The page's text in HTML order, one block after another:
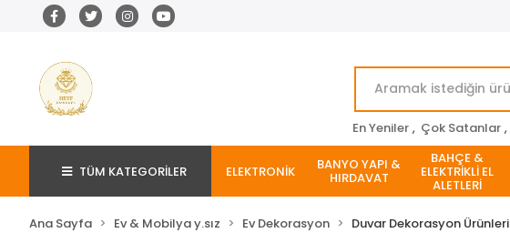
En Yeniler , Çok Satanlar ,
TÜM KATEGORİLER ELEKTRONİK BANYO YAPI &
HIRDAVAT
BAHÇE &
ELEKTRİKLİ EL
ALETLERİ
Ana Sayfa Ev & Mobilya y.sız Ev Dekorasyon Duvar Dekorasyon Ürünleri